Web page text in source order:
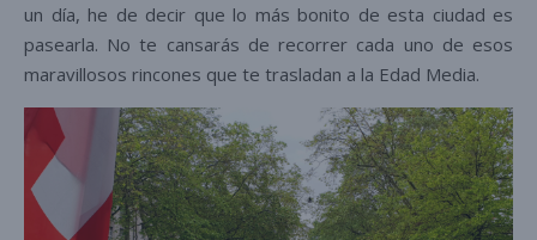
un día, he de decir que lo más bonito de esta ciudad es
pasearla. No te cansarás de recorrer cada uno de esos
maravillosos rincones que te trasladan a la Edad Media.